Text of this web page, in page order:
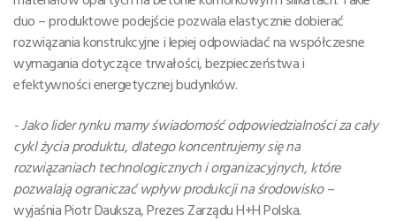
duo – produktowe podejście pozwala elastycznie dobierać
rozwiązania konstrukcyjne i lepiej odpowiadać na współczesne
wymagania dotyczące trwałości, bezpieczeństwa i
efektywności energetycznej budynków.
- Jako lider rynku mamy świadomość odpowiedzialności za cały
cykl życia produktu, dlatego koncentrujemy się na
rozwiązaniach technologicznych i organizacyjnych, które
pozwalają ograniczać wpływ produkcji na środowisko–
wyjaśnia Piotr Dauksza, Prezes Zarządu H+H Polska.